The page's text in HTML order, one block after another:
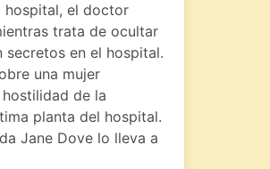
hospital, el doctor
trata de ocultar
en el hospital.
una mujer
de la
planta del hospital.
Jane Dove lo lleva a